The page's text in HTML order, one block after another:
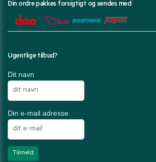
Din ordre pakkes forsigtigt og sendes med
Ugentlige tilbud?
Dit navn
Din e-mail adresse